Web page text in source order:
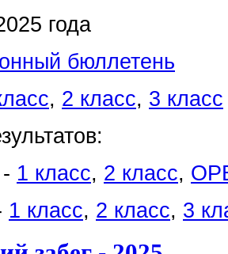
года
бюллетень
, 2 класс, 3 класс
1 класс, 2 класс,
1 класс, 2 класс, 3